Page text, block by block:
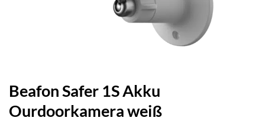
Beafon Safer 1S Akku
Ourdoorkamera weiß